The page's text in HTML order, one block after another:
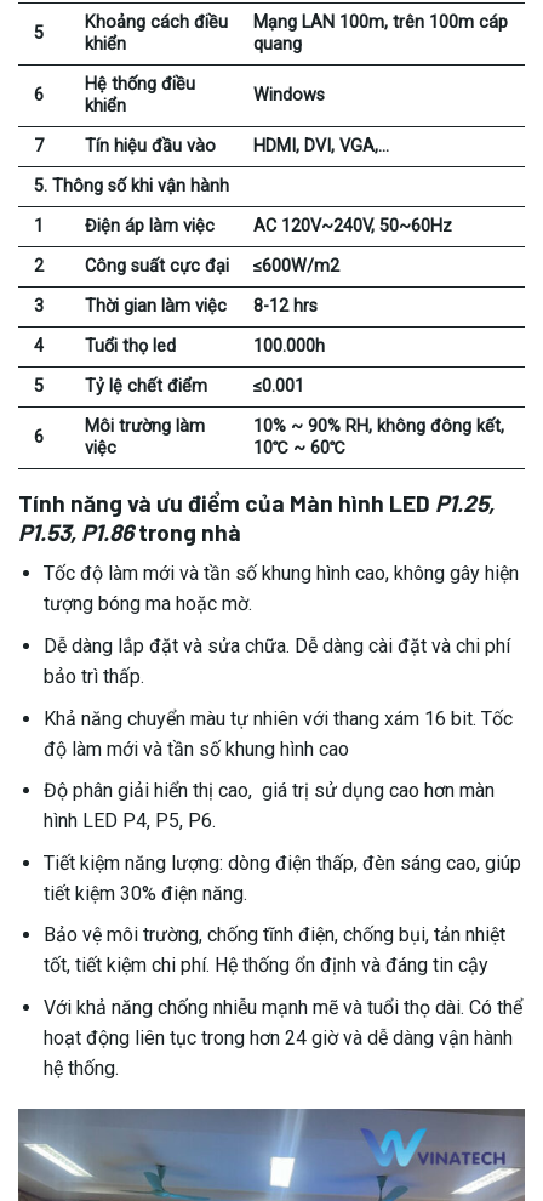
5
Khoảng cách điều
khiển
Mạng LAN 100m, trên 100m cáp
quang
6
Hệ thống điều
khiển
Windows
7 Tín hiệu đầu vào
HDMI, DVI, VGA,…
5. Thông số khi vận hành
1
Điện áp làm việc
AC 120V~240V, 50~60Hz
2
Công suất cực đại
≤600W/m2
3
Thời gian làm việc
8-12 hrs
4
Tuổi thọ led
100.000h
5
Tỷ lệ chết điểm ≤0.001
6
Môi trường làm
việc
10% ~ 90% RH, không đông kết,
10℃ ~ 60℃
Tính năng và ưu điểm của Màn hình LED P1.25,
P1.53, P1.86trong nhà
Tốc độ làm mới và tần số khung hình cao, không gây hiện
tượng bóng ma hoặc mờ.
Dễ dàng lắp đặt và sửa chữa. Dễ dàng cài đặt và chi phí
bảo trì thấp.
Khả năng chuyển màu tự nhiên với thang xám 16 bit. Tốc
độ làm mới và tần số khung hình cao
Độ phân giải hiển thị cao, giá trị sử dụng cao hơn màn
hình LED P4, P5, P6.
Tiết kiệm năng lượng: dòng điện thấp, đèn sáng cao, giúp
tiết kiệm 30% điện năng.
Bảo vệ môi trường, chống tĩnh điện, chống bụi, tản nhiệt
tốt, tiết kiệm chi phí. Hệ thống ổn định và đáng tin cậy
Với khả năng chống nhiễu mạnh mẽ và tuổi thọ dài. Có thể
hoạt động liên tục trong hơn 24 giờ và dễ dàng vận hành
hệ thống.